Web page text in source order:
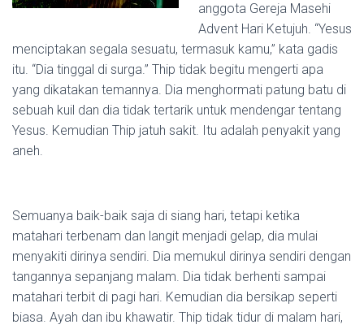
anggota Gereja Masehi
Advent Hari Ketujuh. “Yesus
menciptakan segala sesuatu, termasuk kamu,” kata gadis
itu. “Dia tinggal di surga.” Thip tidak begitu mengerti apa
yang dikatakan temannya. Dia menghormati patung batu di
sebuah kuil dan dia tidak tertarik untuk mendengar tentang
Yesus. Kemudian Thip jatuh sakit. Itu adalah penyakit yang
aneh.
Semuanya baik-baik saja di siang hari, tetapi ketika
matahari terbenam dan langit menjadi gelap, dia mulai
menyakiti dirinya sendiri. Dia memukul dirinya sendiri dengan
tangannya sepanjang malam. Dia tidak berhenti sampai
matahari terbit di pagi hari. Kemudian dia bersikap seperti
biasa. Ayah dan ibu khawatir. Thip tidak tidur di malam hari,